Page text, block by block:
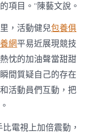
項目。”陳藝文說。
，活動健兒包養俱
網平易近展現競技
忱的加油聲當甜甜
間質疑自己的存在
活動員們互動，把
電視上加倍震動，